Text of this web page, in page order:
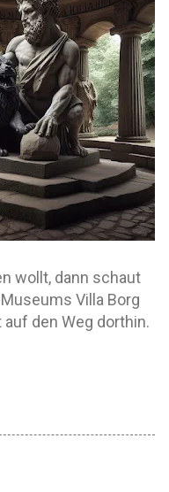
wollt, dann schaut
Villa Borg
den Weg dorthin.